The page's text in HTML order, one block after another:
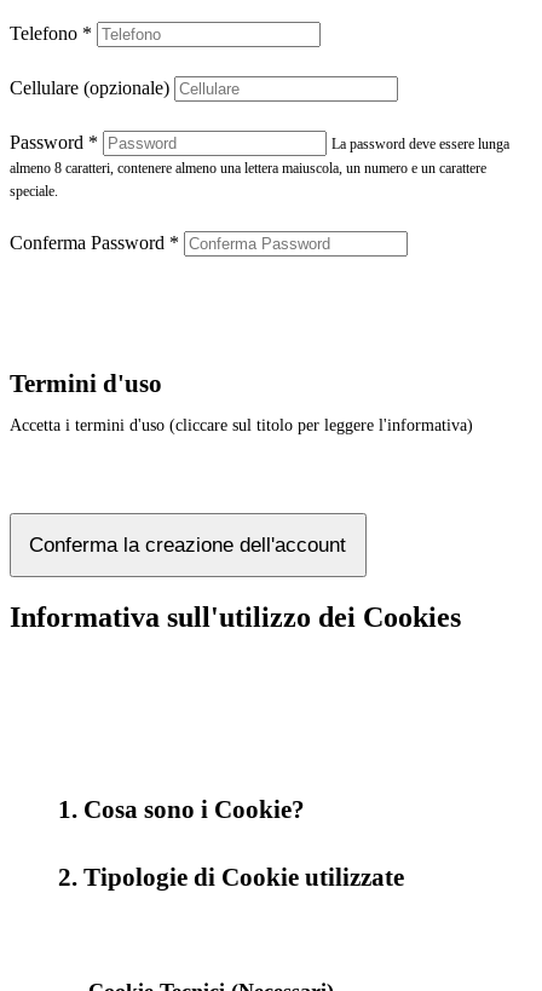
Telefono *
Cellulare (opzionale)
Password *
La password deve essere lunga
almeno 8 caratteri, contenere almeno una lettera maiuscola, un numero e un carattere
speciale.
Conferma Password *
Termini d'uso
Accetta i termini d'uso (cliccare sul titolo per leggere l'informativa)
Conferma la creazione dell'account
Informativa sull'utilizzo dei Cookies
1. Cosa sono i Cookie?
2. Tipologie di Cookie utilizzate